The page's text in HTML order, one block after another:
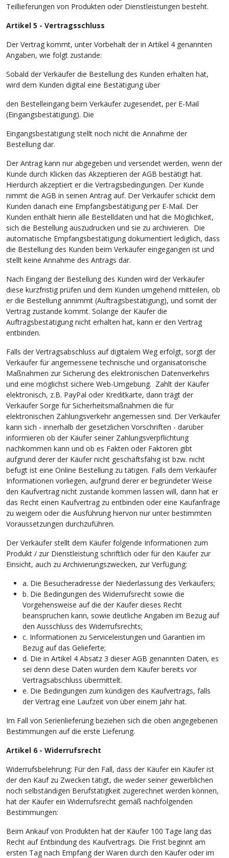
Teillieferungen von Produkten oder Dienstleistungen besteht.
Artikel 5 - Vertragsschluss
Der Vertrag kommt, unter Vorbehalt der in Artikel 4 genannten
Angaben, wie folgt zustande:
Sobald der Verkäufer die Bestellung des Kunden erhalten hat,
wird dem Kunden digital eine Bestätigung über
den Bestelleingang beim Verkäufer zugesendet, per E-Mail
(Eingangsbestätigung). Die
Eingangsbestätigung stellt noch nicht die Annahme der
Bestellung dar.
Der Antrag kann nur abgegeben und versendet werden, wenn der
Kunde durch Klicken das Akzeptieren der AGB bestätigt hat.
Hierdurch akzeptiert er die Vertragsbedingungen. Der Kunde
nimmt die AGB in seinen Antrag auf. Der Verkäufer schickt dem
Kunden danach eine Empfangsbestätigung per E-Mail. Der
Kunden enthält hierin alle Bestelldaten und hat die Möglichkeit,
sich die Bestellung auszudrucken und sie zu archivieren. Die
automatische Empfangsbestätigung dokumentiert lediglich, dass
die Bestellung des Kunden beim Verkäufer eingegangen ist und
stellt keine Annahme des Antrags dar.
Nach Eingang der Bestellung des Kunden wird der Verkäufer
diese kurzfristig prüfen und dem Kunden umgehend mitteilen, ob
er die Bestellung annimmt (Auftragsbestätigung), und somit der
Vertrag zustande kommt. Solange der Käufer die
Auftragsbestätigung nicht erhalten hat, kann er den Vertrag
entbinden.
Falls der Vertragsabschluss auf digitalem Weg erfolgt, sorgt der
Verkäufer für angemessene technische und organisatorische
Maßnahmen zur Sicherung des elektronischen Datenverkehrs
und eine möglichst sichere Web-Umgebung. Zahlt der Käufer
elektronisch, z.B. PayPal oder Kreditkarte, dann trägt der
Verkäufer Sorge für Sicherheitsmaßnahmen die für
elektronischen Zahlungsverkehr angemessen sind. Der Verkäufer
kann sich - innerhalb der gesetzlichen Vorschriften - darüber
informieren ob der Käufer seiner Zahlungsverpflichtung
nachkommen kann und ob es Fakten oder Faktoren gibt
aufgrund derer der Käufer nicht geschäftsfähig ist bzw. nicht
befugt ist eine Online Bestellung zu tätigen. Falls dem Verkäufer
Informationen vorliegen, aufgrund derer er begründeter Weise
den Kaufvertrag nicht zustande kommen lassen will, dann hat er
das Recht einen Kaufvertrag zu entbinden oder eine Kaufanfrage
zu weigern oder die Ausführung hiervon nur unter bestimmten
Voraussetzungen durchzuführen.
Der Verkäufer stellt dem Käufer folgende Informationen zum
Produkt / zur Dienstleistung schriftlich oder für den Käufer zur
Einsicht, auch zu Archivierungszwecken, zur Verfügung:
a. Die Besucheradresse der Niederlassung des Verkäufers;
b. Die Bedingungen des Widerrufsrecht sowie die
Vorgehensweise auf die der Käufer dieses Recht
beanspruchen kann, sowie deutliche Angaben im Bezug auf
den Ausschluss des Widerrufsrechts;
c. Informationen zu Serviceleistungen und Garantien im
Bezug auf das Gelieferte;
d. Die in Artikel 4 Absatz 3 dieser AGB genannten Daten, es
sei denn diese Daten wurden dem Käufer bereits vor
Vertragsabschluss übermittelt.
e. Die Bedingungen zum kündigen des Kaufvertrags, falls
der Vertrag eine Laufzeit von über einem Jahr hat.
Im Fall von Serienlieferung beziehen sich die oben angegebenen
Bestimmungen auf die erste Lieferung.
Artikel 6 - Widerrufsrecht
Widerrufsbelehrung: Für den Fall, dass der Käufer ein Käufer ist
der den Kauf zu Zwecken tätigt, die weder seiner gewerblichen
noch selbständigen Berufstätigkeit zugerechnet werden können,
hat der Käufer ein Widerrufsrecht gemäß nachfolgenden
Bestimmungen:
Beim Ankauf von Produkten hat der Käufer 100 Tage lang das
Recht auf Entbindung des Kaufvertrags. Die Frist beginnt am
ersten Tag nach Empfang der Waren durch den Käufer oder im